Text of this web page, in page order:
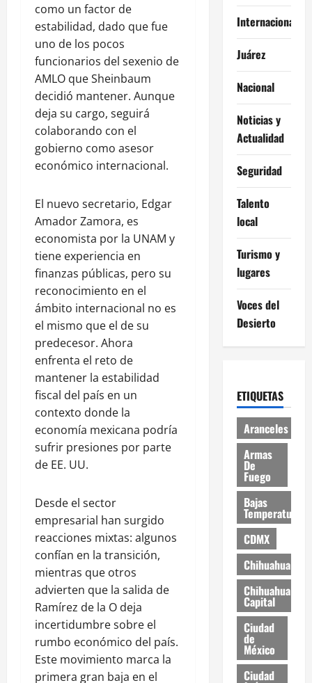
como un factor de
estabilidad, dado que fue
uno de los pocos
funcionarios del sexenio de
AMLO que Sheinbaum
decidió mantener. Aunque
deja su cargo, seguirá
colaborando con el
gobierno como asesor
económico internacional.
El nuevo secretario, Edgar
Amador Zamora, es
economista por la UNAM y
tiene experiencia en
finanzas públicas, pero su
reconocimiento en el
ámbito internacional no es
el mismo que el de su
predecesor. Ahora
enfrenta el reto de
mantener la estabilidad
fiscal del país en un
contexto donde la
economía mexicana podría
sufrir presiones por parte
de EE. UU.
Desde el sector
empresarial han surgido
reacciones mixtas: algunos
confían en la transición,
mientras que otros
advierten que la salida de
Ramírez de la O deja
incertidumbre sobre el
rumbo económico del país.
Este movimiento marca la
primera gran baja en el
Internacional
Juárez
Nacional
Noticias y
Actualidad
Seguridad
Talento
local
Turismo y
lugares
Voces del
Desierto
ETIQUETAS
Aranceles
Armas
De
Fuego
Bajas
Temperaturas
CDMX
Chihuahua
Chihuahua
Capital
Ciudad
de
México
Ciudad